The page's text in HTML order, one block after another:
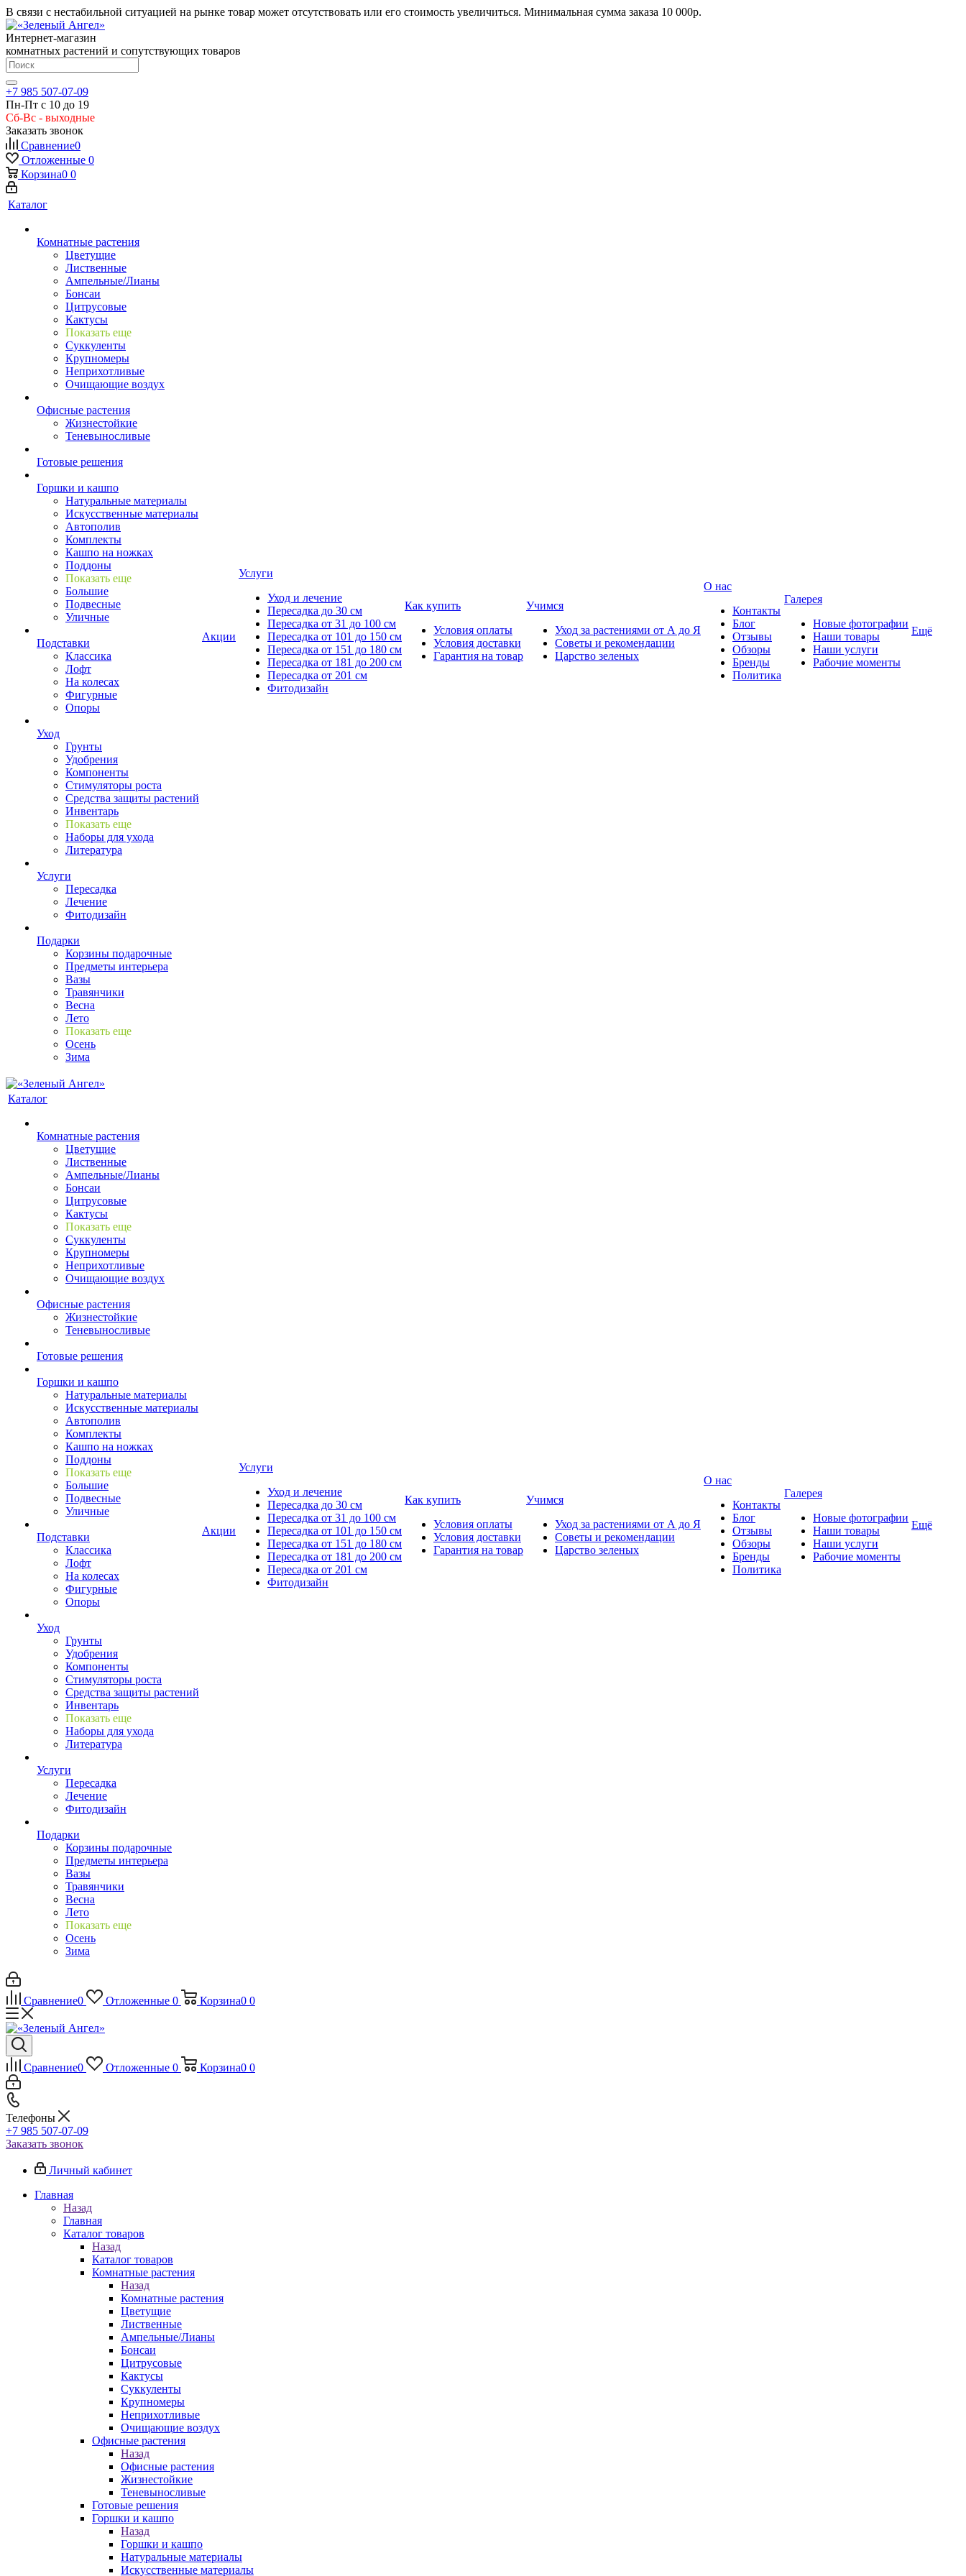
В связи с нестабильной ситуацией на рынке товар может отсутствовать или его стоимость увеличиться. Минимальная сумма заказа 10 000р.
Интернет-магазин
комнатных растений и сопутствующих товаров
+7 985 507-07-09
Пн-Пт с 10 до 19
Сб-Вс - выходные
Заказать звонок
Сравнение0
Отложенные 0
Корзина0 0
Каталог
Комнатные растения
Цветущие
Лиственные
Ампельные/Лианы
Бонсаи
Цитрусовые
Кактусы
Показать еще
Суккуленты
Крупномеры
Неприхотливые
Очищающие воздух
Офисные растения
Жизнестойкие
Теневыносливые
Готовые решения
Горшки и кашпо
Натуральные материалы
Искусственные материалы
Автополив
Комплекты
Кашпо на ножках
Поддоны
Показать еще
Большие
Подвесные
Уличные
Подставки
Классика
Лофт
На колесах
Фигурные
Опоры
Уход
Грунты
Удобрения
Компоненты
Стимуляторы роста
Средства защиты растений
Инвентарь
Показать еще
Наборы для ухода
Литература
Услуги
Пересадка
Лечение
Фитодизайн
Подарки
Корзины подарочные
Предметы интерьера
Вазы
Травянчики
Весна
Лето
Показать еще
Осень
Зима
Акции
Услуги
Уход и лечение
Пересадка до 30 см
Пересадка от 31 до 100 см
Пересадка от 101 до 150 см
Пересадка от 151 до 180 см
Пересадка от 181 до 200 см
Пересадка от 201 см
Фитодизайн
Как купить
Условия оплаты
Условия доставки
Гарантия на товар
Учимся
Уход за растениями от А до Я
Советы и рекомендации
Царство зеленых
О нас
Контакты
Блог
Отзывы
Обзоры
Бренды
Политика
Галерея
Новые фотографии
Наши товары
Наши услуги
Рабочие моменты
Ещё
Каталог
Комнатные растения
Цветущие
Лиственные
Ампельные/Лианы
Бонсаи
Цитрусовые
Кактусы
Показать еще
Суккуленты
Крупномеры
Неприхотливые
Очищающие воздух
Офисные растения
Жизнестойкие
Теневыносливые
Готовые решения
Горшки и кашпо
Натуральные материалы
Искусственные материалы
Автополив
Комплекты
Кашпо на ножках
Поддоны
Показать еще
Большие
Подвесные
Уличные
Подставки
Классика
Лофт
На колесах
Фигурные
Опоры
Уход
Грунты
Удобрения
Компоненты
Стимуляторы роста
Средства защиты растений
Инвентарь
Показать еще
Наборы для ухода
Литература
Услуги
Пересадка
Лечение
Фитодизайн
Подарки
Корзины подарочные
Предметы интерьера
Вазы
Травянчики
Весна
Лето
Показать еще
Осень
Зима
Акции
Услуги
Уход и лечение
Пересадка до 30 см
Пересадка от 31 до 100 см
Пересадка от 101 до 150 см
Пересадка от 151 до 180 см
Пересадка от 181 до 200 см
Пересадка от 201 см
Фитодизайн
Как купить
Условия оплаты
Условия доставки
Гарантия на товар
Учимся
Уход за растениями от А до Я
Советы и рекомендации
Царство зеленых
О нас
Контакты
Блог
Отзывы
Обзоры
Бренды
Политика
Галерея
Новые фотографии
Наши товары
Наши услуги
Рабочие моменты
Ещё
Сравнение0 Отложенные 0 Корзина0 0
Сравнение0 Отложенные 0 Корзина0 0
Телефоны
+7 985 507-07-09
Заказать звонок
Личный кабинет
Главная
Назад
Главная
Каталог товаров
Назад
Каталог товаров
Комнатные растения
Назад
Комнатные растения
Цветущие
Лиственные
Ампельные/Лианы
Бонсаи
Цитрусовые
Кактусы
Суккуленты
Крупномеры
Неприхотливые
Очищающие воздух
Офисные растения
Назад
Офисные растения
Жизнестойкие
Теневыносливые
Готовые решения
Горшки и кашпо
Назад
Горшки и кашпо
Натуральные материалы
Искусственные материалы